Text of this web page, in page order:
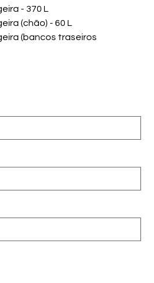
- 370 L
(chão) - 60 L
(bancos traseiros